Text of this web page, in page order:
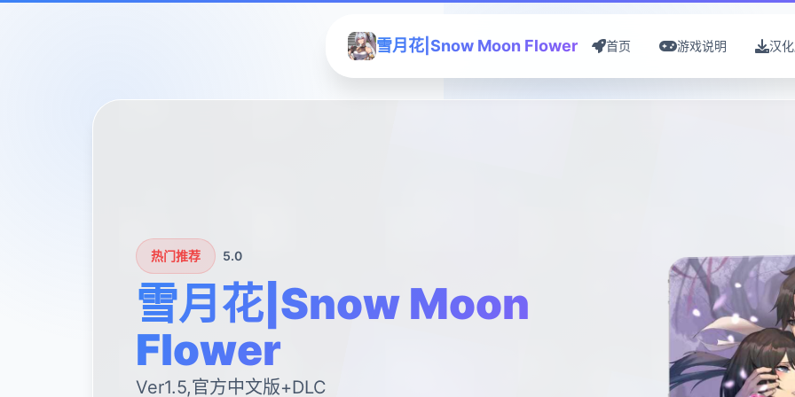
雪月花|Snow Moon Flower 首页 游戏说明 汉
热门推荐 5.0
雪月花|Snow Moon
Flower
Ver1.5,官方中文版+DLC